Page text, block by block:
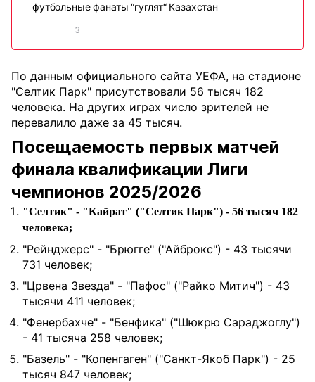
футбольные фанаты “гуглят“ Казахстан
3
По данным официального сайта УЕФА, на стадионе
"Селтик Парк" присутствовали 56 тысяч 182
человека. На других играх число зрителей не
перевалило даже за 45 тысяч.
Посещаемость первых матчей
финала квалификации Лиги
чемпионов 2025/2026
"Селтик" - "Кайрат" ("Селтик Парк") - 56 тысяч 182
человека;
"Рейнджерс" - "Брюгге" ("Айброкс") - 43 тысячи
731 человек;
"Црвена Звезда" - "Пафос" ("Райко Митич") - 43
тысячи 411 человек;
"Фенербахче" - "Бенфика" ("Шюкрю Сараджоглу")
- 41 тысяча 258 человек;
"Базель" - "Копенгаген" ("Санкт-Якоб Парк") - 25
тысяч 847 человек;